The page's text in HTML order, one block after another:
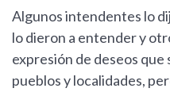
Algunos intendentes lo
lo dieron a entender y
expresión de deseos que
pueblos y localidades,